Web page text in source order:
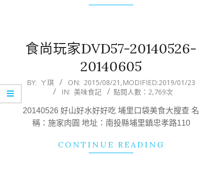
食尚玩家DVD57-20140526-
20140605
2015-
21
BY: ㄚ琪 ON: 2015/08/21 ,MODIFIED:2019/01/23
IN: 美味食記 點閱人數：2,769次
20140526 好山好水好好吃 埔里口袋美食大搜查 名
稱：施家肉圓 地址：南投縣埔里鎮忠孝路110
CONTINUE READING